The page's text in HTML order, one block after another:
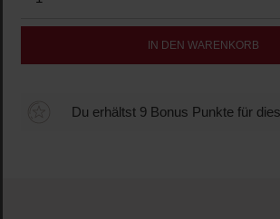
IN DEN WARENKORB
Du erhältst 9 Bonus Punkte für